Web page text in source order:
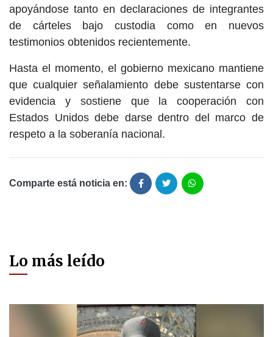
apoyándose tanto en declaraciones de integrantes
de cárteles bajo custodia como en nuevos
testimonios obtenidos recientemente.
Hasta el momento, el gobierno mexicano mantiene
que cualquier señalamiento debe sustentarse con
evidencia y sostiene que la cooperación con
Estados Unidos debe darse dentro del marco de
respeto a la soberanía nacional.
Comparte está noticia en:
Lo más leído